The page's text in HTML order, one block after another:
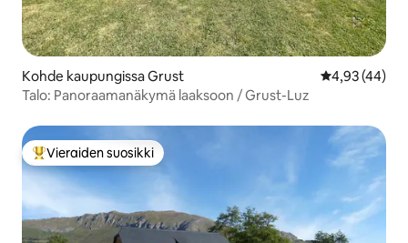
Kohde kaupungissa Grust
4,93 (44)
Talo: Panoraamanäkymä laaksoon / Grust-Luz
Vieraiden suosikkien parhaimmistoa
Vieraiden suosikki